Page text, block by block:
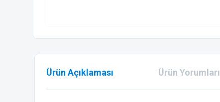
Ürün Açıklaması Ürün Yorumları